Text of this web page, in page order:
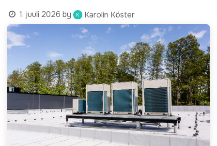
1. juuli 2026 by Karolin Köster